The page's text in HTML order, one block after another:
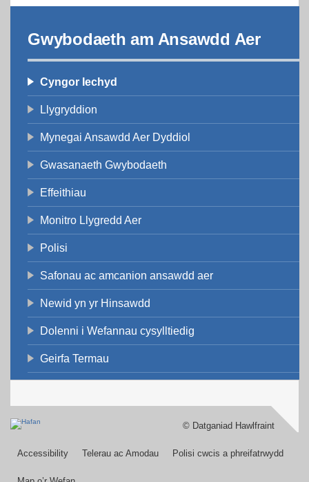
Gwybodaeth am Ansawdd Aer
Cyngor Iechyd
Llygryddion
Mynegai Ansawdd Aer Dyddiol
Gwasanaeth Gwybodaeth
Effeithiau
Monitro Llygredd Aer
Polisi
Safonau ac amcanion ansawdd aer
Newid yn yr Hinsawdd
Dolenni i Wefannau cysylltiedig
Geirfa Termau
Footer
menu
© Datganiad Hawlfraint
Accessibility Telerau ac Amodau Polisi cwcis a phreifatrwydd